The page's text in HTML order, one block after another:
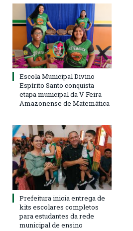
Escola Municipal Divino
Espírito Santo conquista
etapa municipal da V Feira
Amazonense de Matemática
Prefeitura inicia entrega de
kits escolares completos
para estudantes da rede
municipal de ensino